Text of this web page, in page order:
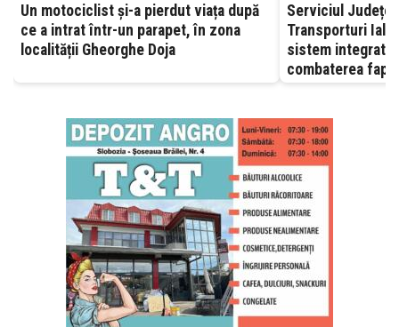
Un motociclist și-a pierdut viața după
ce a intrat într-un parapet, în zona
localității Gheorghe Doja
Serviciul
Transporturi Ialomița –
sistem integrat,
combaterea